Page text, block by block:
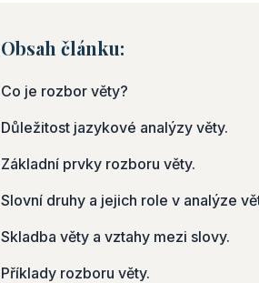
Obsah článku:
Co je rozbor věty?
Důležitost jazykové analýzy věty.
Základní prvky rozboru věty.
Slovní druhy a jejich role v analýze
Skladba věty a vztahy mezi slovy.
Příklady rozboru věty.